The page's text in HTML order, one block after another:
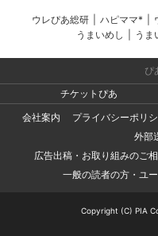
ウレぴあ総研 ハピママ*
うまいめし
うま
ぴ
チケットぴあ
会社案内
プライバシーポリ
外部
広告出稿・お取り組みのご
一般の読者の方・ユ
Copyright (C) PIA